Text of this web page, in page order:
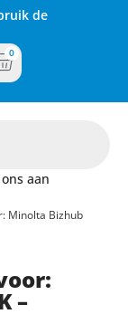
de
0
aan
Minolta Bizhub
–